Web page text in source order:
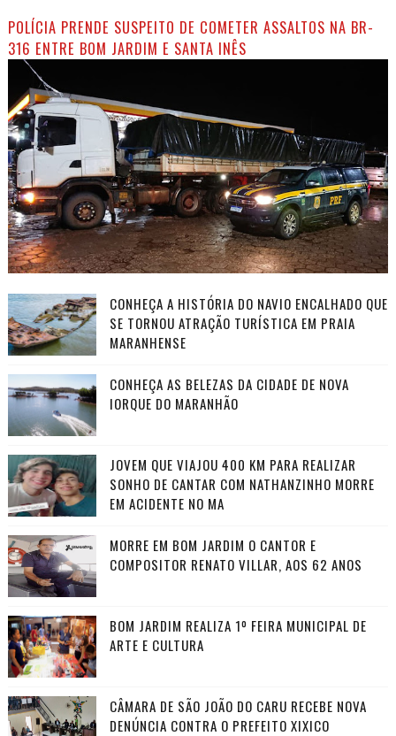
POLÍCIA PRENDE SUSPEITO DE COMETER ASSALTOS NA BR-
316 ENTRE BOM JARDIM E SANTA INÊS
CONHEÇA A HISTÓRIA DO NAVIO ENCALHADO QUE
SE TORNOU ATRAÇÃO TURÍSTICA EM PRAIA
MARANHENSE
CONHEÇA AS BELEZAS DA CIDADE DE NOVA
IORQUE DO MARANHÃO
JOVEM QUE VIAJOU 400 KM PARA REALIZAR
SONHO DE CANTAR COM NATHANZINHO MORRE
EM ACIDENTE NO MA
MORRE EM BOM JARDIM O CANTOR E
COMPOSITOR RENATO VILLAR, AOS 62 ANOS
BOM JARDIM REALIZA 1º FEIRA MUNICIPAL DE
ARTE E CULTURA
CÂMARA DE SÃO JOÃO DO CARU RECEBE NOVA
DENÚNCIA CONTRA O PREFEITO XIXICO